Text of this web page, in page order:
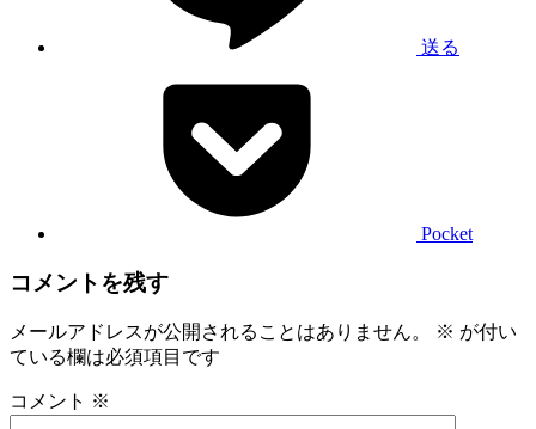
送る
Pocket
コメントを残す
メールアドレスが公開されることはありません。 ※ が付い
ている欄は必須項目です
コメント ※